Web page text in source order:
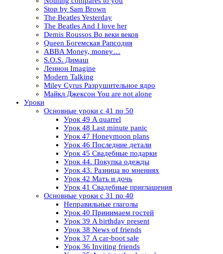
Stop by Sam Brown
The Beatles Yesterday
The Beatles And I love her
Demis Roussos Во веки веков
Queen Богемская Рапсодия
ABBA Money, money…
S.O.S. Димаш
Леннон Imagine
Modern Talking
Miley Cyrus Разрушительное ядро
Майкл Джексон You are not alone
Уроки
Основные уроки с 41 по 50
Урок 49 A quarrel
Урок 48 Last minute panic
Урок 47 Honeymoon plans
Урок 46 Последние детали
Урок 45 Свадебные подарки
Урок 44. Покупка одежды
Урок 43. Разница во мнениях
Урок 42 Мать и дочь
Урок 41 Свадебные приглашения
Основные уроки с 31 по 40
Неправильные глаголы
Урок 40 Принимаем гостей
Урок 39 A birthday present
Урок 38 News of friends
Урок 37 A car-boot sale
Урок 36 Inviting friends